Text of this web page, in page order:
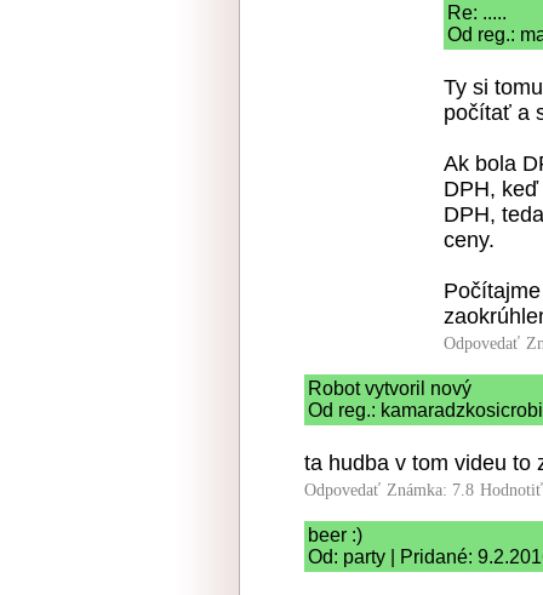
Re: .....
Od reg.:
Ty si
počítať a
Ak bola
DPH,
DPH,
ceny.
Odpovedať
Robot vytvoril nový
Od reg.:
ta hudba v tom videu to
Odpovedať Známka: 7.8
beer :)
Od: party | Pridané: